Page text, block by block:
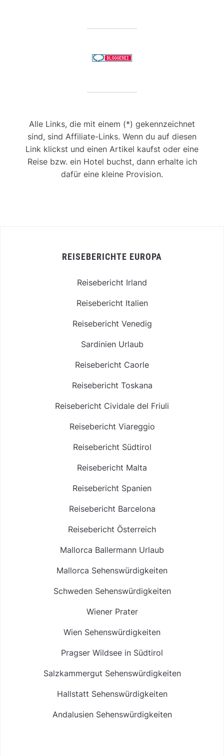
Alle Links, die mit einem (*) gekennzeichnet
sind, sind Affiliate-Links. Wenn du auf diesen
Link klickst und einen Artikel kaufst oder eine
Reise bzw. ein Hotel buchst, dann erhalte ich
dafür eine kleine Provision.
REISEBERICHTE EUROPA
Reisebericht Irland
Reisebericht Italien
Reisebericht Venedig
Sardinien Urlaub
Reisebericht Caorle
Reisebericht Toskana
Reisebericht Cividale del Friuli
Reisebericht Viareggio
Reisebericht Südtirol
Reisebericht Malta
Reisebericht Spanien
Reisebericht Barcelona
Reisebericht Österreich
Mallorca Ballermann Urlaub
Mallorca Sehenswürdigkeiten
Schweden Sehenswürdigkeiten
Wiener Prater
Wien Sehenswürdigkeiten
Pragser Wildsee in Südtirol
Salzkammergut Sehenswürdigkeiten
Hallstatt Sehenswürdigkeiten
Andalusien Sehenswürdigkeiten